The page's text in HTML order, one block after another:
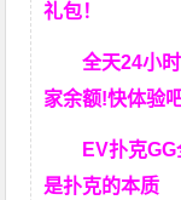
礼包！
全天24小
家余额!快体验
EV扑克GG
是扑克的本质